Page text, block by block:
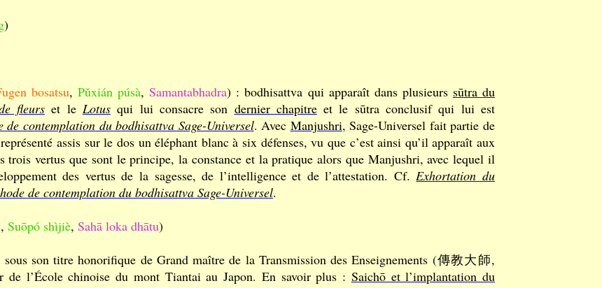
)
bosatsu,Pǔxián púsà,Samantabhadra) : bodhisattva qui apparaît dans plusieurs sūtra du
fleurset le Lotusqui lui consacre son dernier chapitreet le sūtra conclusif qui lui est
de contemplation du bodhisattva Sage-Universel. Avec Manjushri, Sage-Universel fait partie de
assis sur le dos un éléphant blanc à six défenses, vu que c’est ainsi qu’il apparaît aux
trois vertus que sont le principe, la constance et la pratique alors que Manjushri, avec lequel il
des vertus de la sagesse, de l’intelligence et de l’attestation. Cf.Exhortation du
de contemplation du bodhisattva Sage-Universel.
, Suōpó shìjiè, Sahā loka dhātu)
son titre honorifique de Grand maître de la Transmission des Enseignements (傳教大師,
de l’École chinoise du mont Tiantai au Japon. En savoir plus : Saichō et l’implantation du